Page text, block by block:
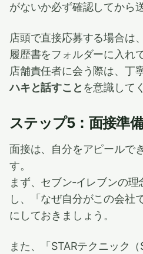
がないか必ず確認してから
店頭で直接応募する場合は
履歴書をフォルダーに入れ
店舗責任者に会う際は、丁
ハキと話すこと を意識して
ステップ5：面接準
面接は、自分をアピールで
す。
まず、セブン‐イレブンの
し、「なぜ自分がこの会社
にしておきましょう。
また、「STARテクニック